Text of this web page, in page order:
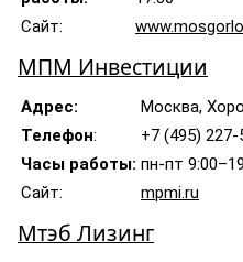
Сайт:
МПМ Инвестиции
Адрес:
Москва,
Телефон:
+7 (495) 227-
Часы работы: пн-пт
Сайт:
mpmi.ru
Мтэб Лизинг